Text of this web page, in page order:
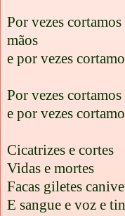
Por vezes
mãos
e por vezes
Por vezes
e por vezes
Cicatrizes e cortes
Vidas e mortes
Facas giletes
E sangue e voz e